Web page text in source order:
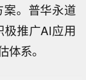
。普华永道
推广AI应用
系。